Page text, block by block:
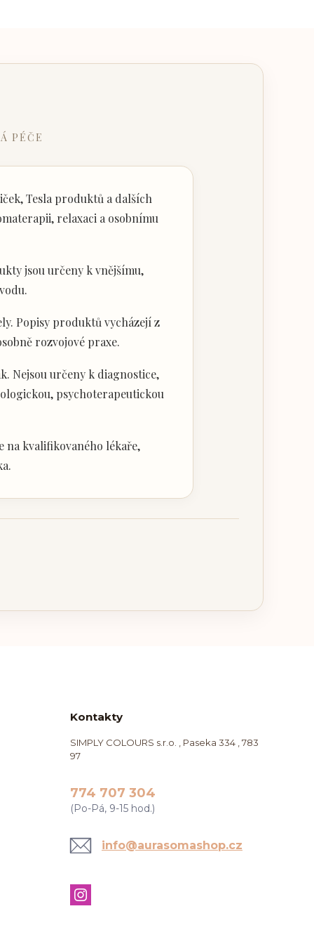
PÉČE
Tesla produktů a dalších
relaxaci a osobnímu
jsou určeny k vnějšímu,
Popisy produktů vycházejí z
rozvojové praxe.
Nejsou určeny k diagnostice,
psychoterapeutickou
na kvalifikovaného lékaře,
Kontakty
SIMPLY COLOURS s.r.o. , Paseka 334 , 783
97
774 707 304
(Po-Pá, 9-15 hod.)
info@aurasomashop.cz